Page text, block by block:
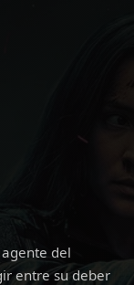
del
entre su deber